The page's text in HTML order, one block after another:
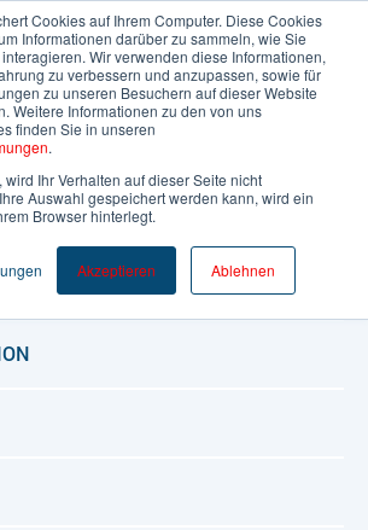
Cookies auf Ihrem Computer. Diese Cookies
Informationen darüber zu sammeln, wie Sie
Wir verwenden diese Informationen,
zu verbessern und anzupassen, sowie für
zu unseren Besuchern auf dieser Website
Weitere Informationen zu den von uns
finden Sie in unseren
.
Ihr Verhalten auf dieser Seite nicht
Auswahl gespeichert werden kann, wird ein
Browser hinterlegt.
Akzeptieren Ablehnen
Deutsch